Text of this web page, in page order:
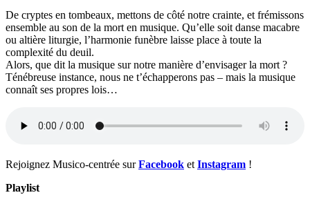
De cryptes en tombeaux, mettons de côté notre crainte, et frémissons
ensemble au son de la mort en musique. Qu’elle soit danse macabre
ou altière liturgie, l’harmonie funèbre laisse place à toute la
complexité du deuil.
Alors, que dit la musique sur notre manière d’envisager la mort ?
Ténébreuse instance, nous ne t’échapperons pas – mais la musique
connaît ses propres lois…
Rejoignez Musico-centrée surFacebook et Instagram !
Playlist